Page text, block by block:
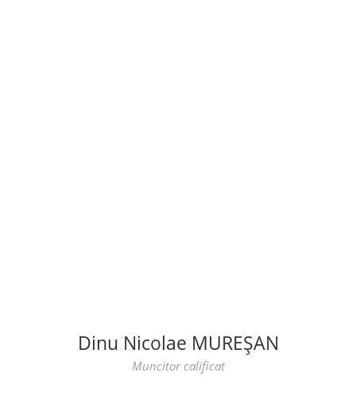
Dinu Nicolae MUREȘAN
Muncitor calificat